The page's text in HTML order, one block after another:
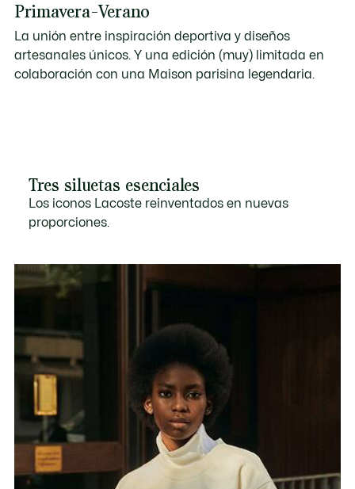
Primavera-Verano
La unión entre inspiración deportiva y diseños
artesanales únicos. Y una edición (muy) limitada en
colaboración con una Maison parisina legendaria.
Tres siluetas esenciales
Los iconos Lacoste reinventados en nuevas
proporciones.